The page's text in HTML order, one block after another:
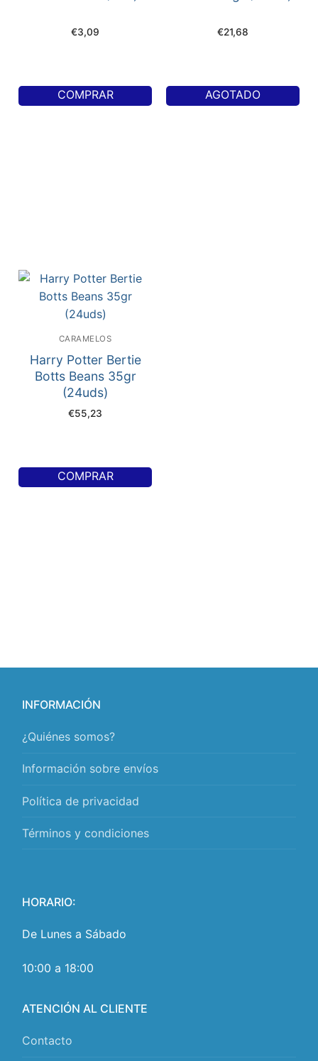
€3,09
COMPRAR
€21,68
AGOTADO
CARAMELOS
Harry Potter Bertie
Botts Beans 35gr
(24uds)
€55,23
COMPRAR
INFORMACIÓN
¿Quiénes somos?
Información sobre envíos
Política de privacidad
Términos y condiciones
HORARIO:
De Lunes a Sábado
10:00 a 18:00
ATENCIÓN AL CLIENTE
Contacto